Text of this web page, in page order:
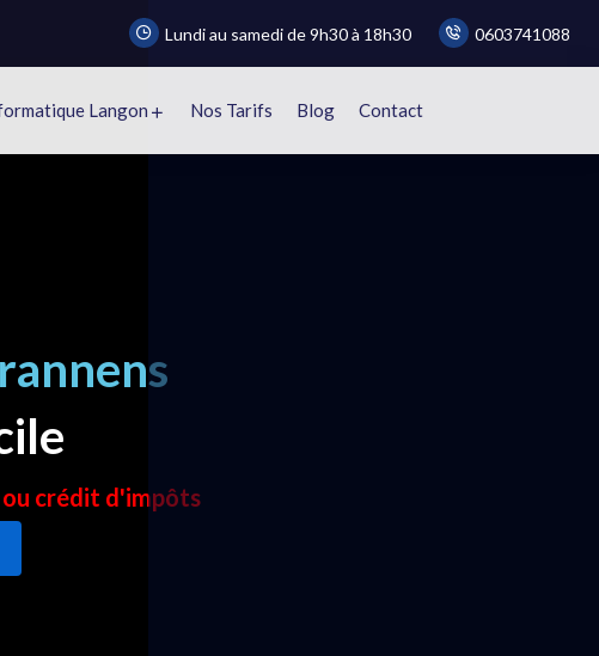
Lundi au samedi de 9h30 à 18h30 0603741088
Langon Nos Tarifs Blog Contact
crédit d'impôts